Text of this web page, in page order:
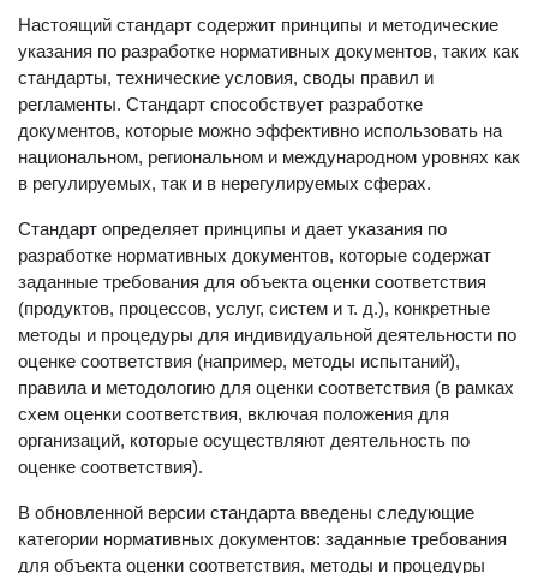
Настоящий стандарт содержит принципы и методические
указания по разработке нормативных документов, таких как
стандарты, технические условия, своды правил и
регламенты. Стандарт способствует разработке
документов, которые можно эффективно использовать на
национальном, региональном и международном уровнях как
Стандарт определяет принципы и дает указания по
разработке нормативных документов, которые содержат
заданные требования для объекта оценки соответствия
(продуктов, процессов, услуг, систем и т. д.), конкретные
методы и процедуры для индивидуальной деятельности по
оценке соответствия (например, методы испытаний),
правила и методологию для оценки соответствия (в рамках
схем оценки соответствия, включая положения для
организаций, которые осуществляют деятельность по
В обновленной версии стандарта введены следующие
категории нормативных документов: заданные требования